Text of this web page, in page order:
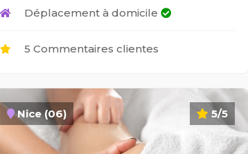
Déplacement à domicile
5 Commentaires clientes
5/5
Nice (06)